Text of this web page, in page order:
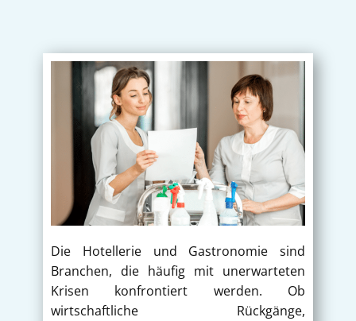
Die Hotellerie und Gastronomie sind
Branchen, die häufig mit unerwarteten
Krisen konfrontiert werden. Ob
wirtschaftliche Rückgänge,